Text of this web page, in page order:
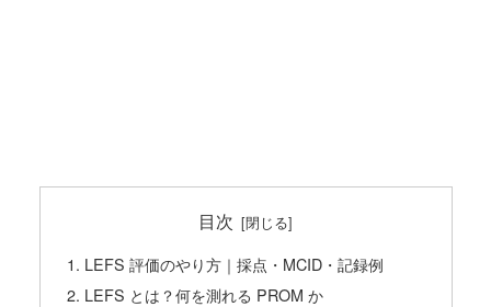
目次
LEFS 評価のやり方｜採点・MCID・記録例
LEFS とは？何を測れる PROM か